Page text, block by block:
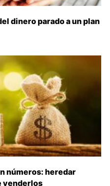
dinero parado a un plan
números: heredar
venderlos